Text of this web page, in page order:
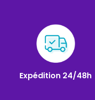
Expédition 24/48h